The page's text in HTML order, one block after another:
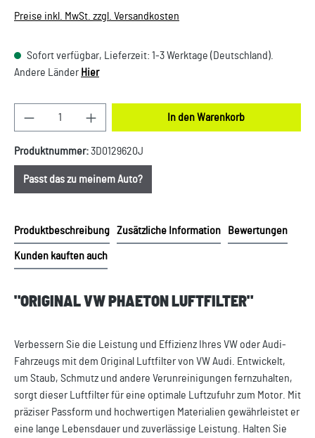
Preise inkl. MwSt. zzgl. Versandkosten
Sofort verfügbar, Lieferzeit: 1-3 Werktage (Deutschland).
Andere Länder Hier
Produkt Anzahl: Gib den gewünschten Wert ein
In den Warenkorb
Produktnummer:3D0129620J
Passt das zu meinem Auto?
Produktbeschreibung Zusätzliche Information Bewertungen
Kunden kauften auch
"ORIGINAL VW PHAETON LUFTFILTER"
Verbessern Sie die Leistung und Effizienz Ihres VW oder Audi-
Fahrzeugs mit dem Original Luftfilter von VW Audi. Entwickelt,
um Staub, Schmutz und andere Verunreinigungen fernzuhalten,
sorgt dieser Luftfilter für eine optimale Luftzufuhr zum Motor. Mit
präziser Passform und hochwertigen Materialien gewährleistet er
eine lange Lebensdauer und zuverlässige Leistung. Halten Sie